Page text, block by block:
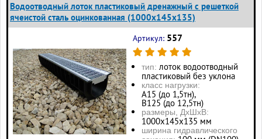
Водоотводный лоток пластиковый дренажный с решеткой
ячеистой сталь оцинкованная (1000x145x135)
Артикул: 557
тип: лоток водоотводный
пластиковый без уклона
класс нагрузки:
А15 (до 1,5тн),
В125 (до 12,5тн)
размеры, ДхШхВ:
1000х145х135 мм
ширина гидравлического